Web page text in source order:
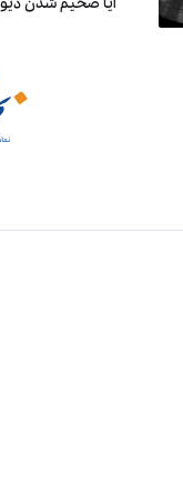
آیا ضخیم شدن